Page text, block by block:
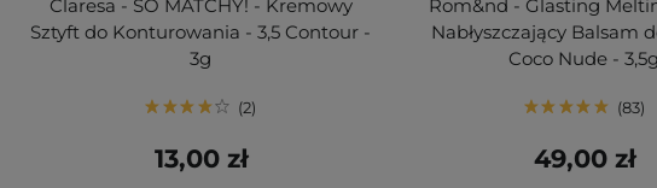
Claresa - SO MATCHY! - Kremowy
Sztyft do Konturowania - 3,5 Contour -
3g
2
13,00 zł
Rom&nd - Glasting
Nabłyszczający Balsam
Coco Nude - 3,5g
83
49,00 zł